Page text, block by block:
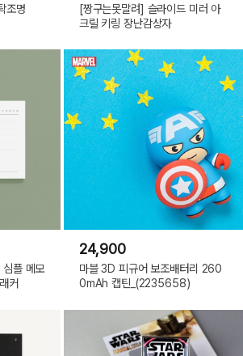
조명
[짱구는못말려] 슬라이드 미러 아
크릴 키링 장난감상자
플 메모
커
24,900
마블 3D 피규어 보조배터리 260
0mAh 캡틴_(2235658)